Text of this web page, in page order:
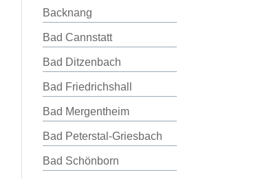
Backnang
Bad Cannstatt
Bad Ditzenbach
Bad Friedrichshall
Bad Mergentheim
Bad Peterstal-Griesbach
Bad Schönborn